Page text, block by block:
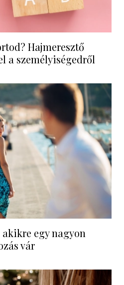
Hajmeresztő
a személyiségedről
egy nagyon
vár